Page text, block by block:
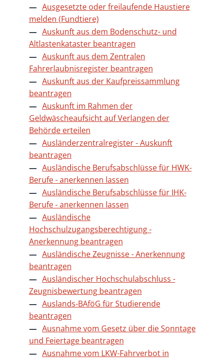
Ausgesetzte oder freilaufende Haustiere
melden (Fundtiere)
Auskunft aus dem Bodenschutz- und
Altlastenkataster beantragen
Auskunft aus dem Zentralen
Fahrerlaubnisregister beantragen
Auskunft aus der Kaufpreissammlung
beantragen
Auskunft im Rahmen der
Geldwäscheaufsicht auf Verlangen der
Behörde erteilen
Ausländerzentralregister - Auskunft
beantragen
Ausländische Berufsabschlüsse für HWK-
Berufe - anerkennen lassen
Ausländische Berufsabschlüsse für IHK-
Berufe - anerkennen lassen
Ausländische
Hochschulzugangsberechtigung -
Anerkennung beantragen
Ausländische Zeugnisse - Anerkennung
beantragen
Ausländischer Hochschulabschluss -
Zeugnisbewertung beantragen
Auslands-BAföG für Studierende
beantragen
Ausnahme vom Gesetz über die Sonntage
und Feiertage beantragen
Ausnahme vom LKW-Fahrverbot in